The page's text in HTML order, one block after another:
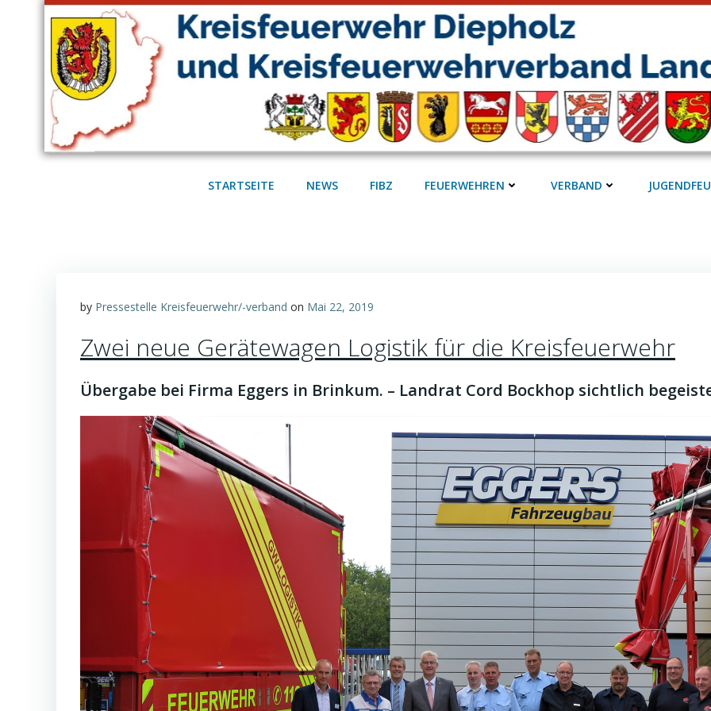
STARTSEITE NEWS FIBZ FEUERWEHREN VERBAND
by Pressestelle Kreisfeuerwehr/-verband on Mai 22, 2019
Zwei neue Gerätewagen Logistik für die Kreisfeuerwehr
Übergabe bei Firma Eggers in Brinkum. – Landrat Cord Bockhop sichtlich